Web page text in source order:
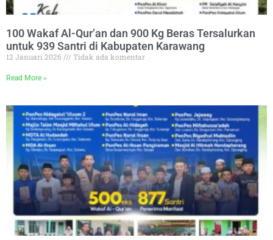
100 Wakaf Al-Qur’an dan 900 Kg Beras Tersalurkan
untuk 939 Santri di Kabupaten Karawang
12 Januari 2026 Tidak ada komentar
Read More »